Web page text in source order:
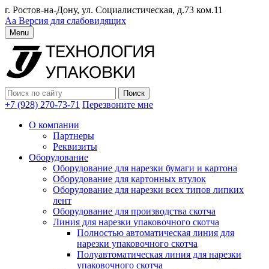
г. Ростов-на-Дону, ул. Социалистическая, д.73 ком.11
Аа Версия для слабовидящих
Menu
+7 (928) 270-73-71 Перезвоните мне
О компании
Партнеры
Реквизиты
Оборудование
Оборудование для нарезки бумаги и картона
Оборудование для картонных втулок
Оборудование для нарезки всех типов липких
лент
Оборудование для производства скотча
Линия для нарезки упаковочного скотча
Полностью автоматическая линия для
нарезки упаковочного скотча
Полуавтоматическая линия для нарезки
упаковочного скотча